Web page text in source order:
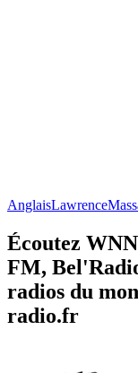
AnglaisLawrence
Écoutez
FM,
radios du
radio.fr